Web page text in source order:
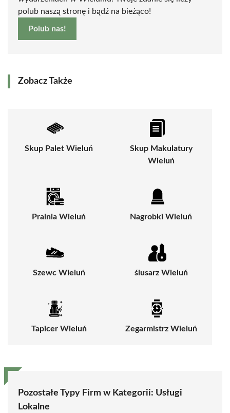
polub naszą stronę i bądź na bieżąco!
Polub nas!
Zobacz Także
Skup Palet Wieluń
Skup Makulatury
Wieluń
Pralnia Wieluń Nagrobki Wieluń
Szewc Wieluń ślusarz Wieluń
Tapicer Wieluń Zegarmistrz Wieluń
Pozostałe Typy Firm w Kategorii: Usługi
Lokalne